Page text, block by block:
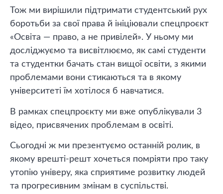
Тож ми вирішили підтримати студентський рух
боротьби за свої права й ініціювали спецпроєкт
«Освіта — право, а не привілей». У ньому ми
досліджуємо та висвітлюємо, як самі студенти
та студентки бачать стан вищої освіти, з якими
проблемами вони стикаються та в якому
університеті їм хотілося б навчатися.
В рамках спецпроєкту ми вже опублікували 3
відео, присвячених проблемам в освіті.
Сьогодні ж ми презентуємо останній ролик, в
якому врешті-решт хочеться помріяти про таку
утопію універу, яка сприятиме розвитку людей
та прогресивним змінам в суспільстві.